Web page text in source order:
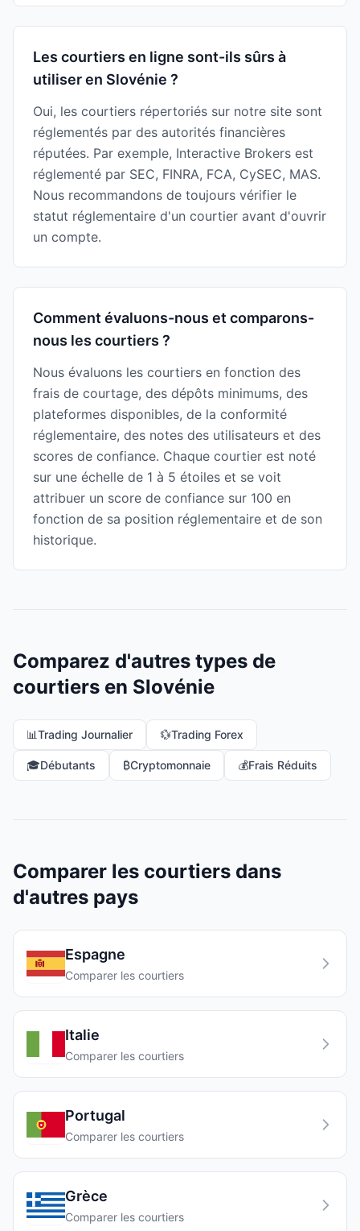
Les courtiers en ligne sont-ils sûrs à
utiliser en Slovénie ?
Oui, les courtiers répertoriés sur notre site sont
réglementés par des autorités financières
réputées. Par exemple, Interactive Brokers est
réglementé par SEC, FINRA, FCA, CySEC, MAS.
Nous recommandons de toujours vérifier le
statut réglementaire d'un courtier avant d'ouvrir
un compte.
Comment évaluons-nous et comparons-
nous les courtiers ?
Nous évaluons les courtiers en fonction des
frais de courtage, des dépôts minimums, des
plateformes disponibles, de la conformité
réglementaire, des notes des utilisateurs et des
scores de confiance. Chaque courtier est noté
sur une échelle de 1 à 5 étoiles et se voit
attribuer un score de confiance sur 100 en
fonction de sa position réglementaire et de son
historique.
Comparez d'autres types de
courtiers en Slovénie
📊Trading Journalier 💱Trading Forex
🎓Débutants ₿Cryptomonnaie 💰Frais Réduits
Comparer les courtiers dans
d'autres pays
Espagne
Comparer les courtiers
Italie
Comparer les courtiers
Portugal
Comparer les courtiers
Grèce
Comparer les courtiers